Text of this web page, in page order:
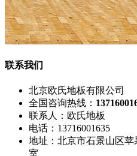
联系我们
北京欧氏地板有限公司
全国咨询热线：
联系人：欧氏地板
电话：13716001635
地址：北京市石景山区苹
室